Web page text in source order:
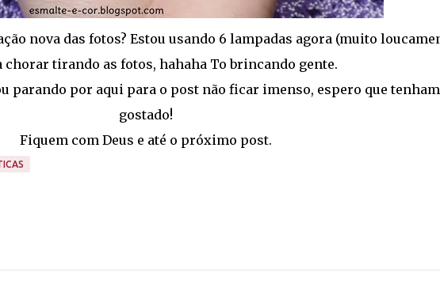
nova das fotos? Estou usando 6 lampadas agora (muito
chorar tirando as fotos, hahaha To brincando gente.
parando por aqui para o post não ficar imenso, espero que tenham
gostado!
Fiquem com Deus e até o próximo post.